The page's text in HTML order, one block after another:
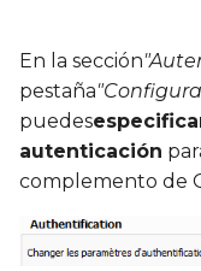
l
i
a
Metadatos
Añadir datos
Búsquedas rápidas
Búsqueda por
Notas de
En la sección
pestaña
puedes
autenticación
complemento de